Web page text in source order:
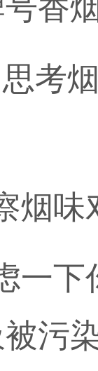
香
烟
味对
下你
污